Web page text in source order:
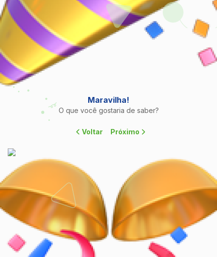
Maravilha!
O que você gostaria de saber?
Voltar Próximo